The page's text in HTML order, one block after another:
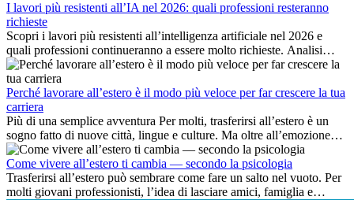
I lavori più resistenti all’IA nel 2026: quali professioni resteranno
richieste
Scopri i lavori più resistenti all’intelligenza artificiale nel 2026 e
quali professioni continueranno a essere molto richieste. Analisi
delle competenze chiave e delle opportunità di carriera
internazionale.
Perché lavorare all’estero è il modo più veloce per far crescere la tua
carriera
Più di una semplice avventura Per molti, trasferirsi all’estero è un
sogno fatto di nuove città, lingue e culture. Ma oltre all’emozione
dell’avventura, lavorare all’estero è anche...
Come vivere all’estero ti cambia — secondo la psicologia
Trasferirsi all’estero può sembrare come fare un salto nel vuoto. Per
molti giovani professionisti, l’idea di lasciare amici, famiglia e